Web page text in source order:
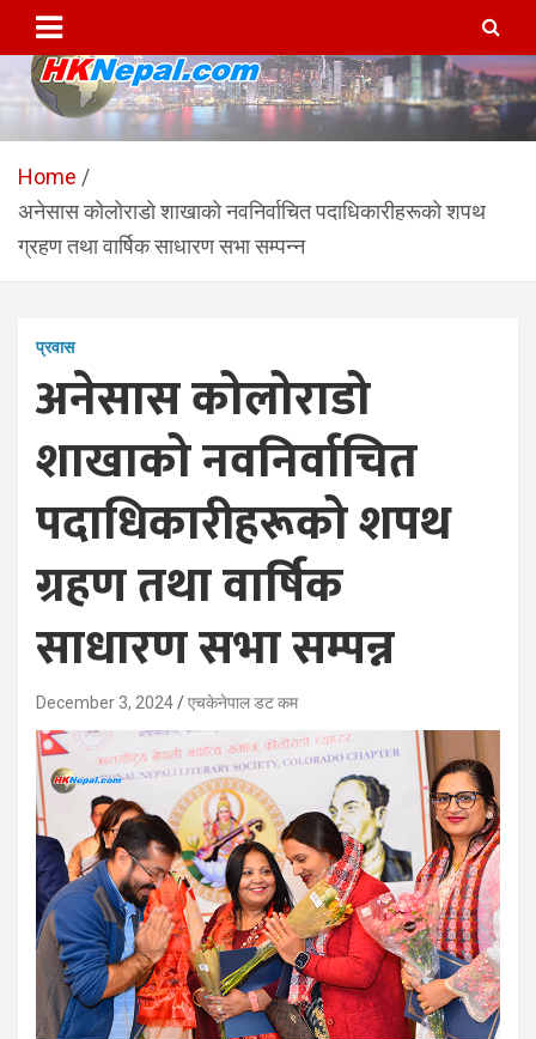
content
HKNepal.com – हङकङबाट
सञ्चालित पहिलो नेपाली अनलाईन
पत्रिका
hknepal, hknepal.com, hk nepal, hk nepal com
Home
अनेसास कोलोराडो शाखाको नवनिर्वाचित पदाधिकारीहरूको शपथ
ग्रहण तथा वार्षिक साधारण सभा सम्पन्न
प्रवास
अनेसास कोलोराडो
शाखाको नवनिर्वाचित
पदाधिकारीहरूको शपथ
ग्रहण तथा वार्षिक
साधारण सभा सम्पन्न
December 3, 2024 एचकेनेपाल डट कम